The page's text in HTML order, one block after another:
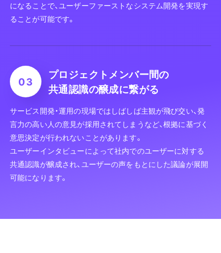
になることで、ユーザーファーストなシステム開発を実現す
ることが可能です。
プロジェクトメンバー間の
共通認識の醸成に繋がる
サービス開発・運用の現場ではしばしば主観が飛び交い、発
言力の高い人の意見が採用されてしまうなど、根拠に基づく
意思決定が行われないことがあります。
ユーザーインタビューによって社内でのユーザーに対する
共通認識が醸成され、ユーザーの声をもとにした議論が展開
可能になります。